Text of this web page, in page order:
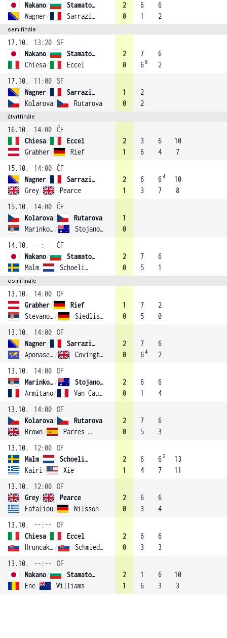
Nakano/
Stamatova (3)
Wagner/ Sarrazin (4)
2
0
6
1
6
2
semifinále
17.10. 13:20
SF
Nakano/
Stamatova (3)
Chiesa/ Eccel
2
0
7
68
6
2
17.10.
11:00
SF
Wagner/
Sarrazin (4)
Kolarova/ Rutarova
1
0
2
2
čtvrtfinále
16.10. 14:00 ČF
Chiesa/
Eccel
Grabher/ Rief
2
1
3
6
6
4
10
7
15.10.
14:00 ČF
Wagner/
Sarrazin (4)
Grey/ Pearce
2
1
6
3
64
7
10
8
15.10.
14:00 ČF
Kolarova/
Rutarova
Marinkovic / Stojanovic
1
0
14.10.
--:--
ČF
Nakano/
Stamatova (3)
Malm/ Schoelink
2
0
7
5
6
1
osmifinále
13.10. 14:00 OF
Grabher/
Rief
Stevanovic / Siedliska (1)
1
0
7
5
2
0
13.10.
14:00 OF
Wagner/
Sarrazin (4)
Aponasenko / Covington
2
0
7
64
6
2
13.10.
14:00 OF
Marinkovic /
Stojanovic
Armitano/ Van Cauter
2
0
6
1
6
4
13.10.
14:00 OF
Kolarova/
Rutarova
Brown/ Parres Azcoitia (2)
2
0
7
5
6
3
13.10.
12:00 OF
Malm/
Schoelink
Kairi / Xie
2
1
6
4
62
7
13
11
13.10.
12:00 OF
Grey/
Pearce
Fafaliou/ Nilsson
2
0
6
3
6
4
13.10.
--:--
OF
Chiesa/
Eccel
Hruncakova / Schmiedlova
2
0
6
3
6
3
13.10.
--:--
OF
Nakano/
Stamatova (3)
Ene/ Williams
2
1
1
6
6
3
10
3